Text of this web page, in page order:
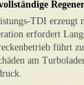
TDI erzeugt
erfordert
führt
am